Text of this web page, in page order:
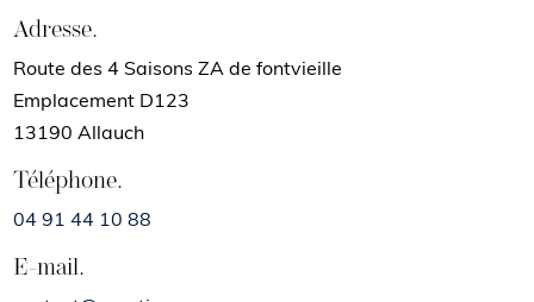
Adresse.
Route des 4 Saisons ZA de fontvieille
Emplacement D123
13190 Allauch
Téléphone.
04 91 44 10 88
E-mail.